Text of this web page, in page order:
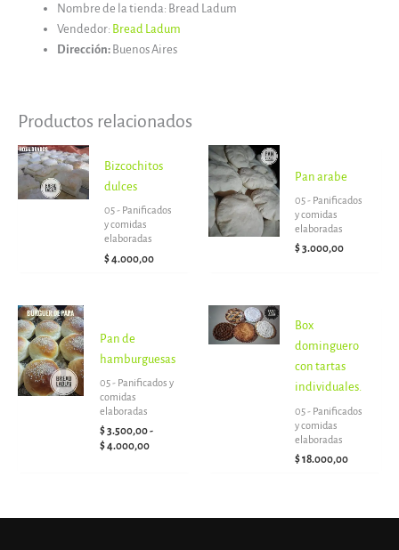
Nombre de la tienda: Bread Ladum
Vendedor: Bread Ladum
Dirección: Buenos Aires
Productos relacionados
Bizcochitos
dulces
05 - Panificados
y comidas
elaboradas
$4.000,00
Pan arabe
05 - Panificados
y comidas
elaboradas
$3.000,00
Pan de
hamburguesas
05 - Panificados y
comidas
elaboradas
$3.500,00-
$4.000,00
desde
hasta
Box
dominguero
con tartas
individuales.
05 - Panificados
y comidas
elaboradas
$18.000,00